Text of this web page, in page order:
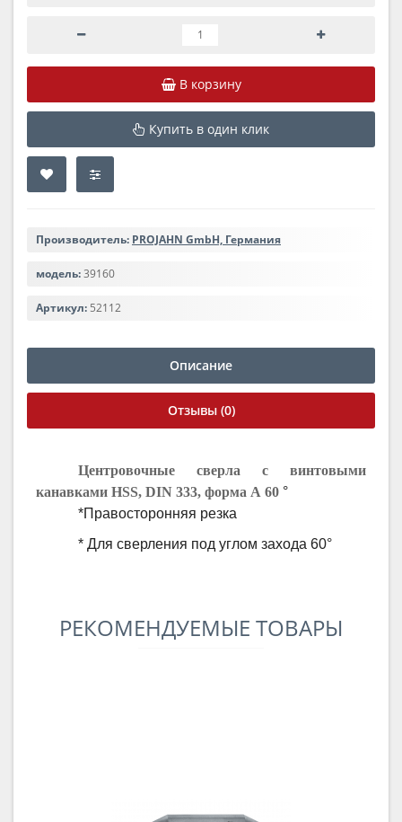
В корзину
Купить в один клик
Производитель: PROJAHN GmbH, Германия
модель:39160
Артикул: 52112
Описание
Отзывы (0)
Центровочные сверла с винтовыми
канавками HSS, DIN 333, форма А 60 °
*Правосторонняя резка
* Для сверления под углом захода 60°
РЕКОМЕНДУЕМЫЕ ТОВАРЫ